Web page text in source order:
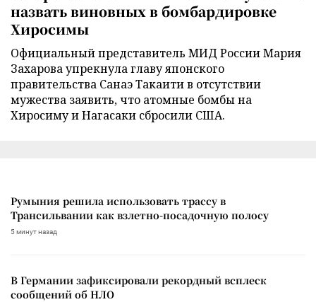
назвать виновных в бомбардировке
Хиросимы
Официальный представитель МИД России Мария
Захарова упрекнула главу японского
правительства Санаэ Такаити в отсутствии
мужества заявить, что атомные бомбы на
Хиросиму и Нагасаки сбросили США.
Румыния решила использовать трассу в
Трансильвании как взлетно-посадочную полосу
5 минут назад
В Германии зафиксировали рекордный всплеск
сообщений об НЛО